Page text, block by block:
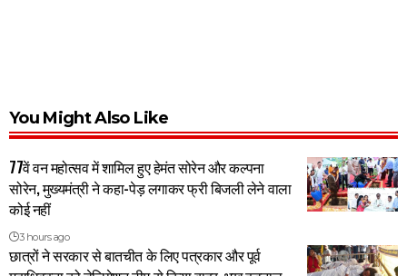
You Might Also Like
77वें वन महोत्सव में शामिल हुए हेमंत सोरेन और कल्पना
सोरेन, मुख्यमंत्री ने कहा-पेड़ लगाकर फ्री बिजली लेने वाला
कोई नहीं
3 hours ago
छात्रों ने सरकार से बातचीत के लिए पत्रकार और पूर्व